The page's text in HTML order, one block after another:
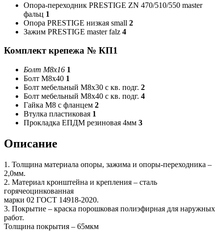
Опора-переходник PRESTIGE ZN 470/510/550 master
фальц 1
Опора PRESTIGE низкая small 2
Зажим PRESTIGE master falz 4
Комплект крепежа № КП1
Болт М8х16 1
Болт М8х40 1
Болт мебельный М8х30 с кв. подг. 2
Болт мебельный М8х40 с кв. подг. 4
Гайка М8 с фланцем 2
Втулка пластиковая 1
Прокладка ЕПДМ резиновая 4мм 3
Описание
1. Толщина материала опоры, зажима и опоры-переходника –
2,0мм.
2. Материал кронштейна и крепления – сталь
горячеоцинкованная
марки 02 ГОСТ 14918-2020.
3. Покрытие – краска порошковая полиэфирная для наружных
работ.
Толщина покрытия – 65мкм